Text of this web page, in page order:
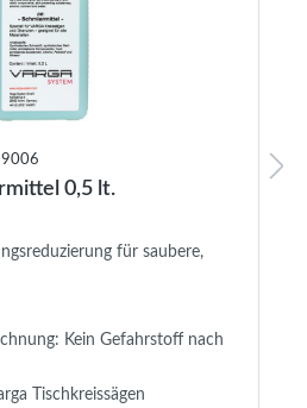
9006
0,5 lt.
für saubere,
Kein Gefahrstoff nach
Tischkreissägen